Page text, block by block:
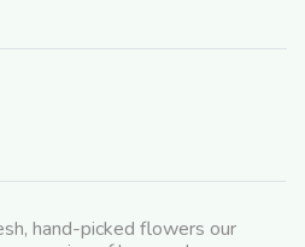
hand-picked flowers our